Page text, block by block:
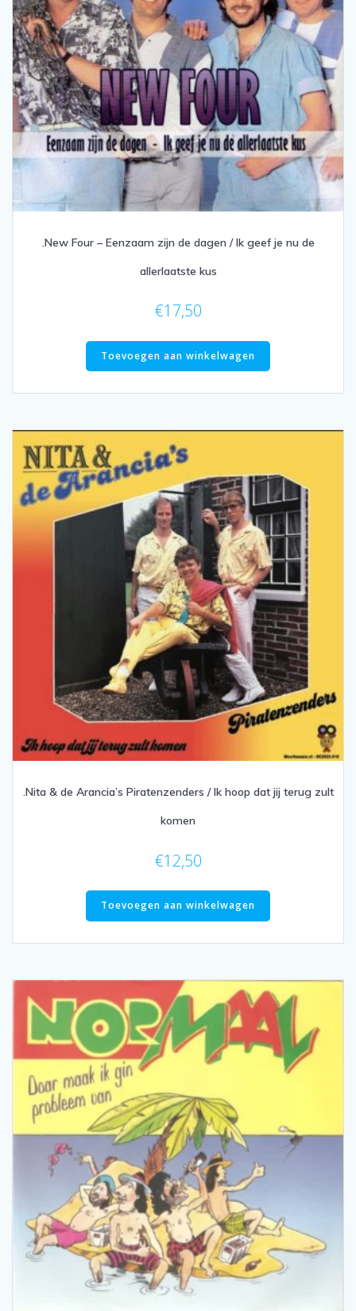
.New Four – Eenzaam zijn de dagen / Ik geef je nu de
allerlaatste kus
€17,50
Toevoegen aan winkelwagen
.Nita & de Arancia’s Piratenzenders / Ik hoop dat jij terug zult
komen
€12,50
Toevoegen aan winkelwagen